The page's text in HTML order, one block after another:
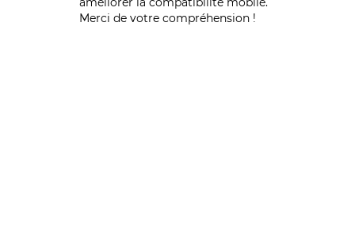
Merci de votre compréhension !